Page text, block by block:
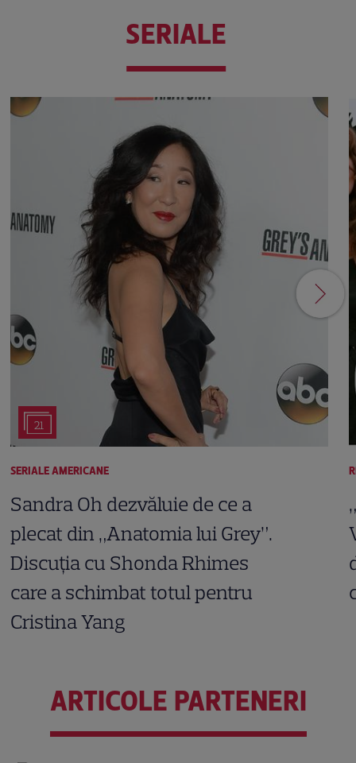
SERIALE
21
SERIALE AMERICANE
Sandra Oh dezvăluie de ce a
plecat din „Anatomia lui Grey”.
Discuția cu Shonda Rhimes
care a schimbat totul pentru
Cristina Yang
ARTICOLE PARTENERI